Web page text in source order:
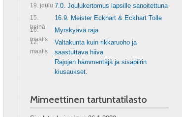
19. joulu 7.0. Joulukertomus lapsille sanoitettuna
15.
heinä
16.9. Meister Eckhart & Eckhart Tolle
16.
maalis
Myrskyävä raja
12.
maalis
Valtakunta kuin rikkaruoho ja
saastuttava hiiva
Rajojen hämmentäjä ja sisäpiirin
kiusaukset.
Mimeettinen tartuntatilasto